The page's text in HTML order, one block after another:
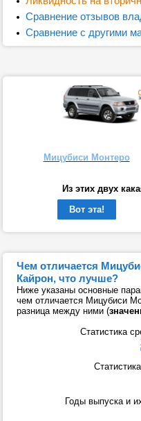
Сравнение отзывов
Сравнение с другими
Мицубиси Монтеро
Из этих двух
Вот эта!
Чем отличается
Кайрон, что лучше?
Ниже указаны основные
чем отличается Мицубиси
разница между ними (
Статистика
Годы выпуска и